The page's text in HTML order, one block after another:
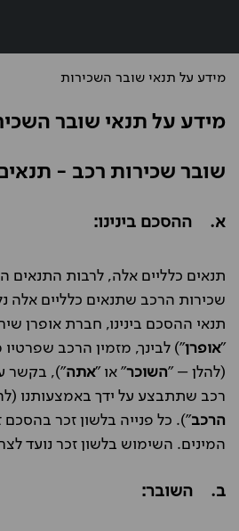
מידע על תנאי שובר השכירות
מידע על תנאי שובר
שובר שכירות רכב -
א. ההסכם בינינו:
תנאים כלליים אלה, לרבות התנאים
שכירות הרכב שתנאים כלליים אלה
תנאי ההסכם בינינו, חברת אופרן
"אופרן") לבינך, מזמין הרכב
(להלן – "השוכר" או "אתה"), בקשר
רכב שתתבצע על ידך באמצעותנו
הרכב"). כל פנייה בלשון זכר
המינים. השימוש בלשון זכר נועד
ב. השובר: